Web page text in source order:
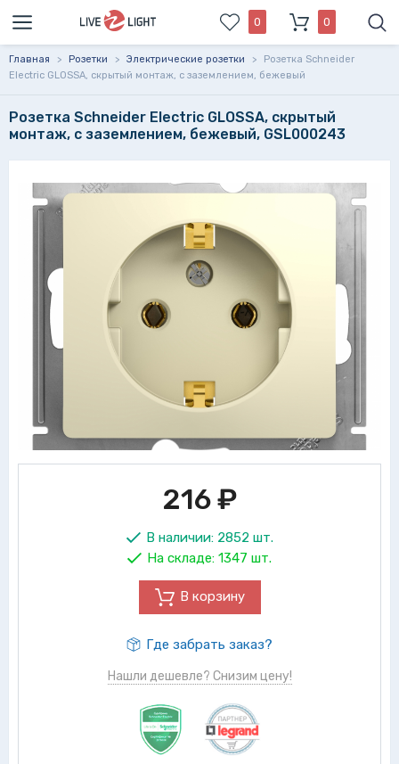
0 0
Главная > Розетки > Электрические розетки >
Розетка Schneider
Electric GLOSSA, скрытый монтаж, с заземлением, бежевый
Розетка Schneider Electric GLOSSA, скрытый
монтаж, с заземлением, бежевый, GSL000243
216₽
В наличии: 2852 шт.
На складе: 1347 шт.
В корзину
Где забрать заказ?
Нашли дешевле? Снизим цену!